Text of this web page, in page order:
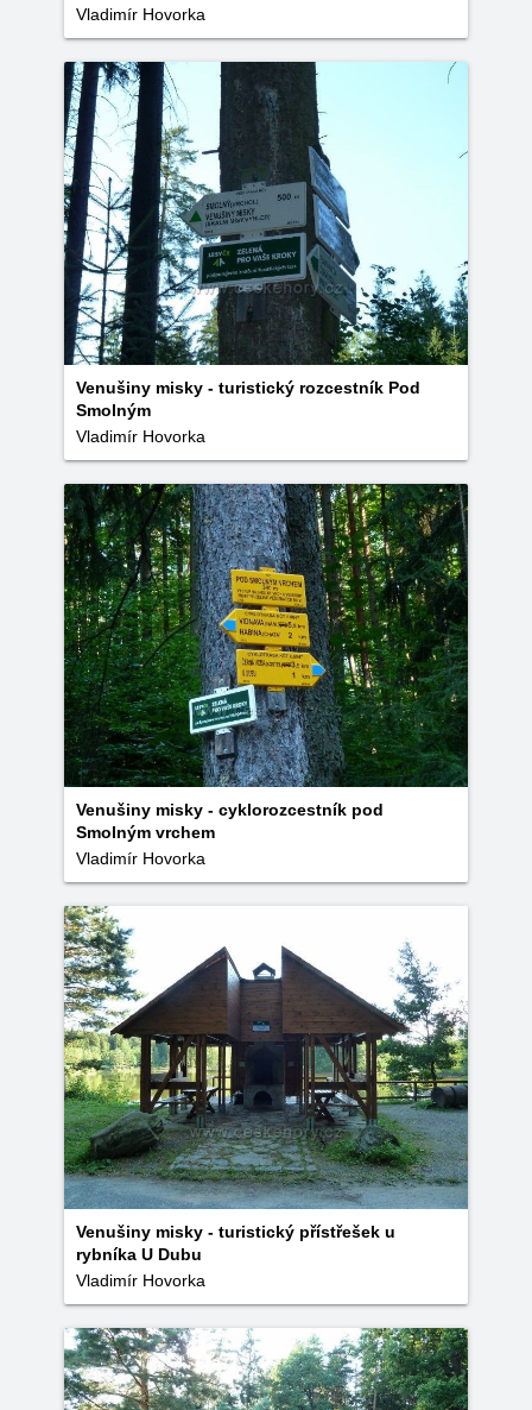
Vladimír Hovorka
Venušiny misky - turistický rozcestník Pod
Smolným
Vladimír Hovorka
Venušiny misky - cyklorozcestník pod
Smolným vrchem
Vladimír Hovorka
Venušiny misky - turistický přístřešek u
rybníka U Dubu
Vladimír Hovorka